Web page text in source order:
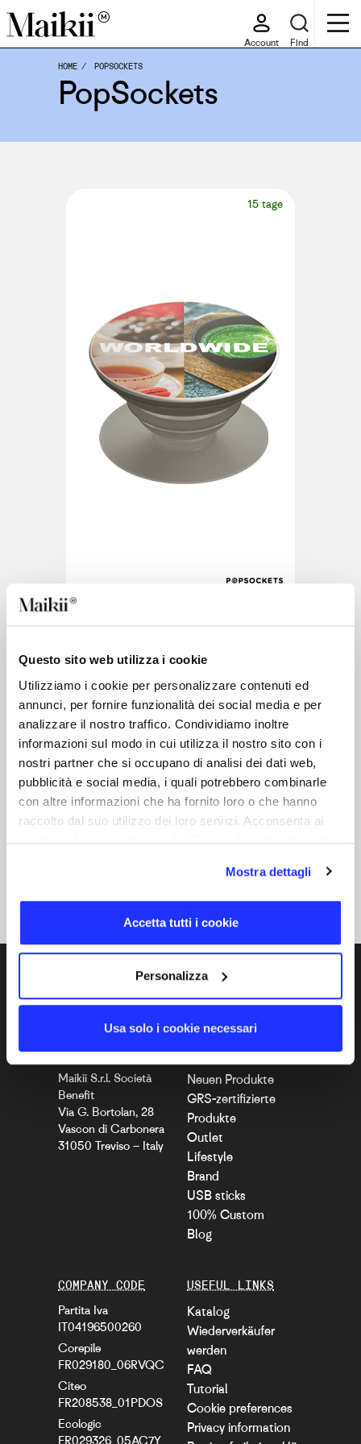
Questo sito web utilizza i cookie
Utilizziamo i cookie per personalizzare contenuti ed
annunci, per fornire funzionalità dei social media e per
analizzare il nostro traffico. Condividiamo inoltre
informazioni sul modo in cui utilizza il nostro sito con i
nostri partner che si occupano di analisi dei dati web,
pubblicità e social media, i quali potrebbero combinarle
con altre informazioni che ha fornito loro o che hanno
raccolto dal suo utilizzo dei loro servizi. Acconsenta ai
nostri cookie se continua ad utilizzare il nostro sito web.
Mostra dettagli
Accetta tutti i cookie
Personalizza
Usa solo i cookie necessari
Account Find
HOME POPSOCKETS
PopSockets
15 tage
PopGrip Plant ist die grüne Variante
15 tage
PopGrip
COMPANY INFO
Maikii S.r.l. Società
Benefit
Via G. Bortolan, 28
Vascon di Carbonera
31050 Treviso – Italy
IM VORDERGRUND
Neuen Produkte
GRS-zertifizierte
Produkte
Outlet
Lifestyle
Brand
USB sticks
100% Custom
Blog
USEFUL LINKS
Katalog
Wiederverkäufer
werden
FAQ
Tutorial
Cookie preferences
Privacy information
COMPANY CODE
Partita Iva
IT04196500260
Corepile
FR029180_06RVQC
Citeo
FR208538_01PDOS
Ecologic
FR029326_05AC7Y
DE